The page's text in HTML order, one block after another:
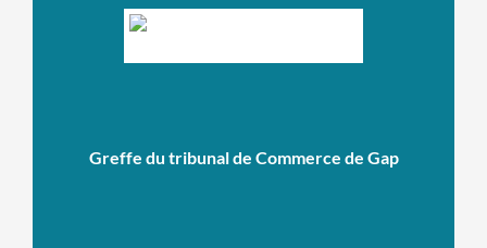
Greffe du tribunal de Commerce de Gap